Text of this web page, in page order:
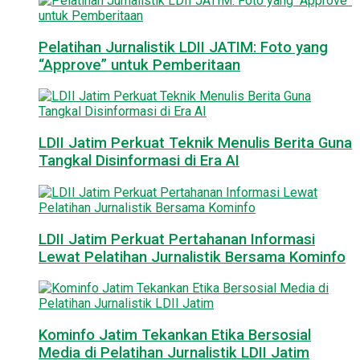
Pelatihan Jurnalistik LDII JATIM: Foto yang
“Approve” untuk Pemberitaan
LDII Jatim Perkuat Teknik Menulis Berita Guna
Tangkal Disinformasi di Era AI
LDII Jatim Perkuat Pertahanan Informasi
Lewat Pelatihan Jurnalistik Bersama Kominfo
Kominfo Jatim Tekankan Etika Bersosial
Media di Pelatihan Jurnalistik LDII Jatim